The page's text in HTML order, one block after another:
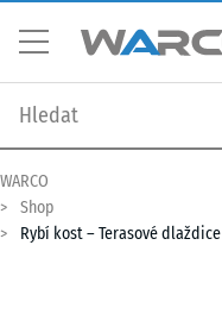
WARCO
Shop
Rybí kost – Terasové dlaždice